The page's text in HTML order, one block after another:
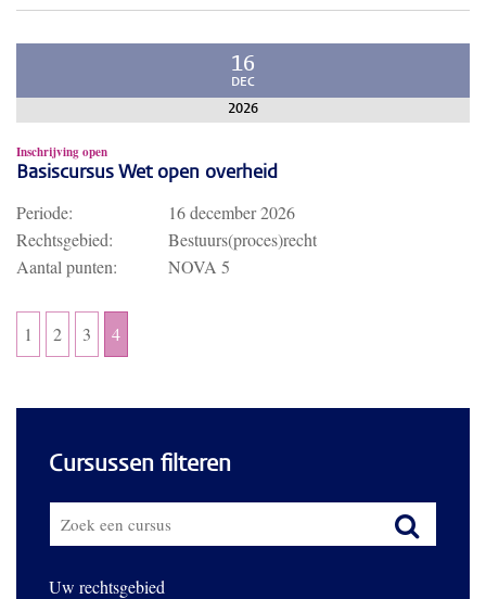
16
DEC
2026
Inschrijving open
Basiscursus Wet open overheid
Periode:
16 december 2026
Rechtsgebied:
Bestuurs(proces)recht
Aantal punten:
NOVA 5
1 2 3 4
Cursussen filteren
Uw rechtsgebied